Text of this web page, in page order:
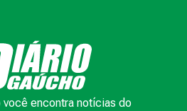
você encontra notícias do